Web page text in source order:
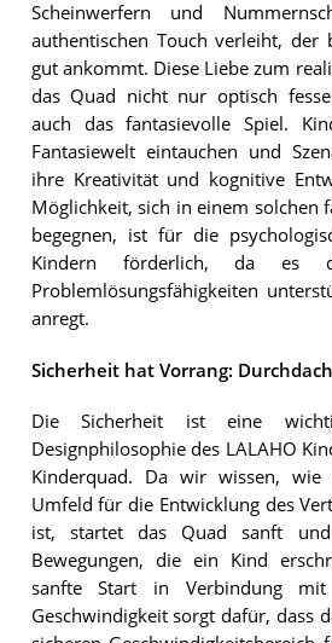
Scheinwerfern und
authentischen Touch verleiht, der
gut ankommt. Diese Liebe zum
das Quad nicht nur optisch
auch das fantasievolle Spiel.
Fantasiewelt eintauchen und
ihre Kreativität und kognitive
Möglichkeit, sich in einem solchen
begegnen, ist für die
Kindern förderlich, da es
Problemlösungsfähigkeiten
anregt.
Sicherheit hat Vorrang:
Die Sicherheit ist eine
Designphilosophie des LALAHO
Kinderquad. Da wir wissen, wie
Umfeld für die Entwicklung des
ist, startet das Quad sanft
Bewegungen, die ein Kind
sanfte Start in Verbindung mit
Geschwindigkeit sorgt dafür, dass